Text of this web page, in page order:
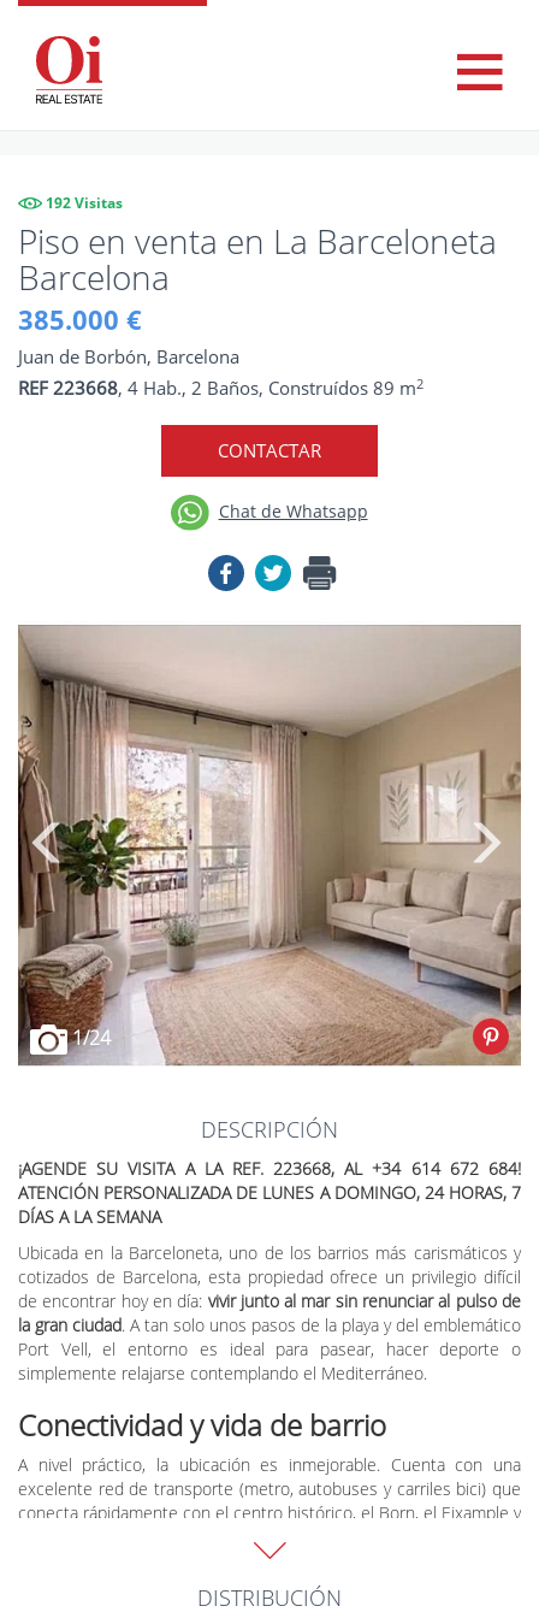
192 Visitas
Piso en venta en La Barceloneta
Barcelona
385.000 €
Juan de Borbón, Barcelona
REF 223668, 4 Hab., 2 Baños, Construídos 89 m2
CONTACTAR
Chat de Whatsapp
1/24
DESCRIPCIÓN
¡AGENDE SU VISITA A LA REF. 223668, AL +34 614 672 684!
ATENCIÓN PERSONALIZADA DE LUNES A DOMINGO, 24 HORAS, 7
DÍAS A LA SEMANA
Ubicada en la Barceloneta, uno de los barrios más carismáticos y
cotizados de Barcelona, esta propiedad ofrece un privilegio difícil
de encontrar hoy en día: vivir junto al mar sin renunciar al pulso de
la gran ciudad. A tan solo unos pasos de la playa y del emblemático
Port Vell, el entorno es ideal para pasear, hacer deporte o
simplemente relajarse contemplando el Mediterráneo.
Conectividad y vida de barrio
A nivel práctico, la ubicación es inmejorable. Cuenta con una
excelente red de transporte (metro, autobuses y carriles bici) que
conecta rápidamente con el centro histórico, el Born, el Eixample y
el distrito tecnológico. Además, es un barrio dinámico y cómodo
donde todo se hace a pie: supermercados, el mercado municipal,
centros médicos, gimnasios y el encanto del pequeño comercio
DISTRIBUCIÓN